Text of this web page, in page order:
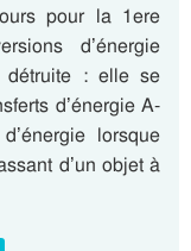
pour la 1ere
d’énergie
détruite : elle se
d’énergie A-
lorsque
d’un objet à